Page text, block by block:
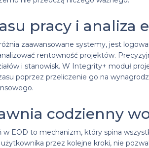
pracy i analiza
zaawansowane systemy, jest
rentowność projektów.
i stanowisk. W Integrity+ moduł
poprzez przeliczenie go na
codzienny
EOD to mechanizm, który spina
przez kolejne kroki, nie